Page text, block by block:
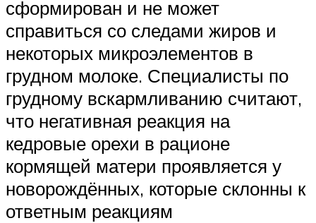
сформирован и не может
справиться со следами жиров и
некоторых микроэлементов в
грудном молоке. Специалисты по
грудному вскармливанию считают,
что негативная реакция на
кедровые орехи в рационе
кормящей матери проявляется у
новорождённых, которые склонны к
ответным реакциям